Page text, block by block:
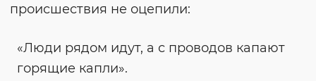
происшествия не оцепили:
«Люди рядом идут, а с проводов капают
горящие капли».